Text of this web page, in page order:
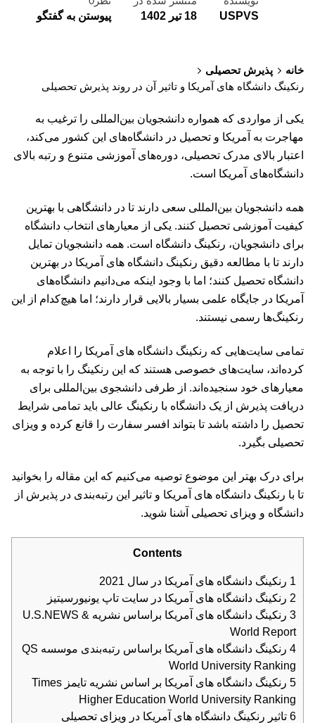
USPVS 18 تیر 1402 پیوستن به گفتگو
خانه
پذیرش تحصیلی
رنکینگ دانشگاه های آمریکا و تاثیر آن در روند پذیرش تحصیلی
یکی از مواردی که همواره دانشجویان بین‌المللی را ترغیب به
مهاجرت به آمریکا و تحصیل در دانشگاه‌های این کشور می‌کند،
اعتبار بالای مدرک تحصیلی، دوره‌های آموزشی متنوع و رتبه بالای
دانشگاه‌های آمریکا است.
همه دانشجویان بین‌المللی سعی دارند تا در دانشگاهی با بهترین
کیفیت آموزشی تحصیل کنند. یکی از معیارهای انتخاب دانشگاه
برای دانشجویان، رنکینگ دانشگاه است. همه دانشجویان تمایل
دارند تا با مطالعه دقیق رنکینگ دانشگاه های آمریکا در بهترین
دانشگاه تحصیل کنند؛ اما با وجود اینکه می‌دانیم دانشگاه‌های
آمریکا در جایگاه علمی بسیار بالایی قرار دارند؛ اما هیچ‌کدام از این
رنکینگ‌ها رسمی نیستند.
تمامی سایت‌هایی که رنکینگ دانشگاه های آمریکا را اعلام
کرده‌اند، سایت‌های خصوصی هستند که این رنکینگ را با توجه به
معیارهای خود سنجیده‌اند. از طرفی دانشجوی بین‌المللی برای
دریافت پذیرش از یک دانشگاه با رنکینگ عالی باید تمامی شرایط
تحصیل را داشته باشد تا بتواند افسر سفارت را قانع کرده و ویزای
تحصیلی بگیرد.
برای درک بهتر این موضوع توصیه می‌کنیم که این مقاله را بخوانید
تا با رنکینگ دانشگاه های آمریکا و تاثیر این رتبه‌بندی در پذیرش از
دانشگاه و ویزای تحصیلی آشنا شوید.
Contents
1 رنکینگ دانشگاه های آمریکا در سال 2021
2 رنکینگ دانشگاه های آمریکا در سایت تاپ یونیورسیتیز
3
رنکینگ دانشگاه های آمریکا براساس نشریه U.S.NEWS &
World Report
4
رنکینگ دانشگاه های آمریکا براساس رتبه‌بندی موسسه QS
World University Ranking
5
رنکینگ دانشگاه های آمریکا بر اساس نشریه تایمز Times
Higher Education World University Ranking
6 تاثیر رنکینگ دانشگاه های آمریکا در ویزای تحصیلی